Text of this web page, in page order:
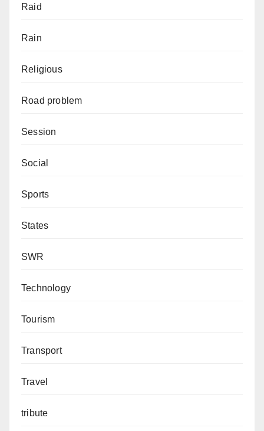
Raid
Rain
Religious
Road problem
Session
Social
Sports
States
SWR
Technology
Tourism
Transport
Travel
tribute